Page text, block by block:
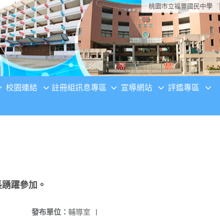
桃園市立福豐國民中學
校園連結 註冊組訊息專區 宣導網站 評鑑專區
躍參加。
發布單位： 輔導室 |